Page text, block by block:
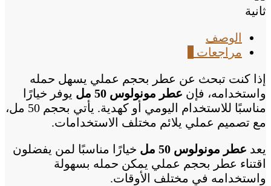
ثانية
الوصف
مراجعات
إذا كنت تبحث عن عطر بحجم عملي يسهل حمله
واستخدامه، فإن عطر مونولوس 50 مل
يوفر خيارًا
مناسبًا للاستخدام اليومي أو كهدية. يأتي بحجم 50 مل،
مع تصميم عملي يلائم مختلف الاستخدامات.
يعد عطر مونولوس 50 مل
خيارًا مناسبًا لمن يفضلون
اقتناء عطر بحجم عملي يمكن حمله بسهولة
واستخدامه في مختلف الأوقات.